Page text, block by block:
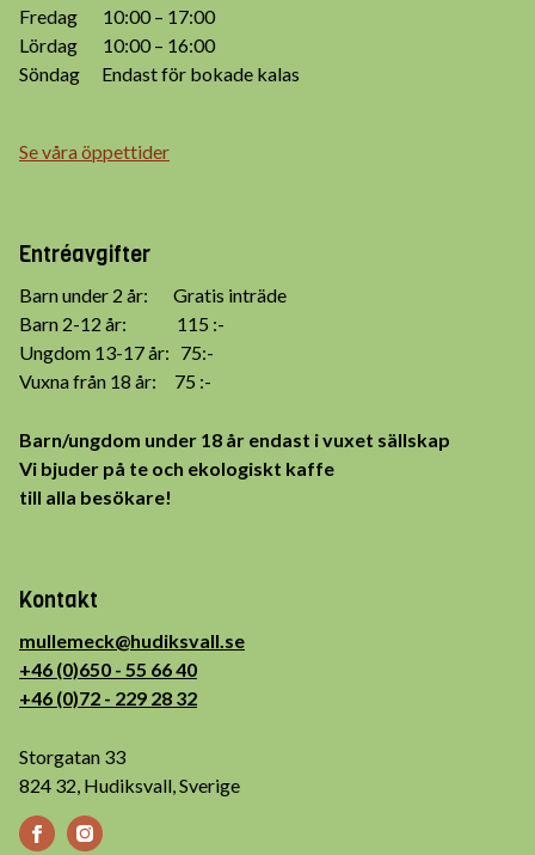
Fredag 10:00 – 17:00
Lördag 10:00 – 16:00
Söndag Endast för bokade kalas
Se våra öppettider
Entréavgifter
Barn under 2 år: Gratis inträde
Barn 2-12 år: 115 :-
Ungdom 13-17 år: 75:-
Vuxna från 18 år: 75 :-
Barn/ungdom under 18 år endast i vuxet sällskap
Vi bjuder på te och ekologiskt kaffe
till alla besökare!
Kontakt
mullemeck@hudiksvall.se
+46 (0)650 - 55 66 40
+46 (0)72 - 229 28 32
Storgatan 33
824 32, Hudiksvall, Sverige